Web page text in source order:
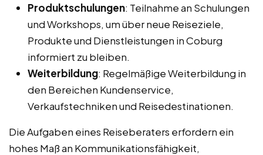
Produktschulungen: Teilnahme an Schulungen
und Workshops, um über neue Reiseziele,
Produkte und Dienstleistungen in Coburg
informiert zu bleiben.
Weiterbildung: Regelmäßige Weiterbildung in
den Bereichen Kundenservice,
Verkaufstechniken und Reisedestinationen.
Die Aufgaben eines Reiseberaters erfordern ein
hohes Maß an Kommunikationsfähigkeit,